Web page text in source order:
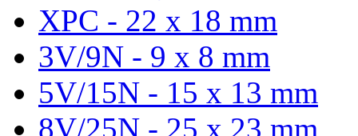
XPC - 22 x 18 mm
3V/9N - 9 x 8 mm
5V/15N - 15 x 13 mm
8V/25N - 25 x 23 mm